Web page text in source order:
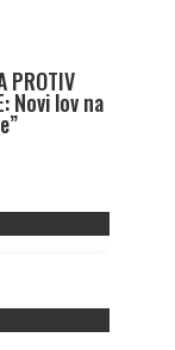
PROTIV
Novi lov na